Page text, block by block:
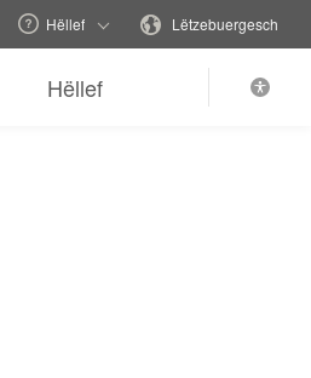
Hëllef Lëtzebuergesch
Hëllef